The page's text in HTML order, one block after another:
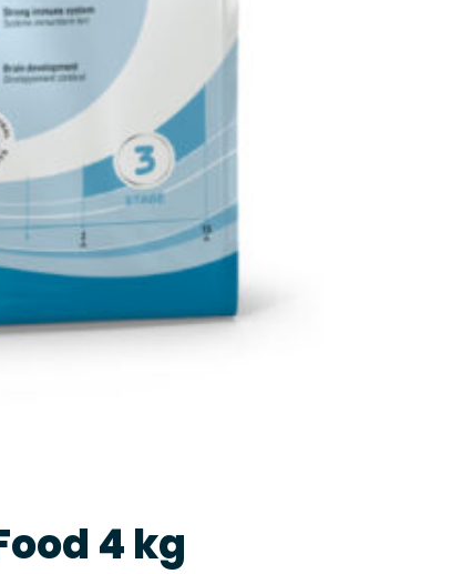
4 kg